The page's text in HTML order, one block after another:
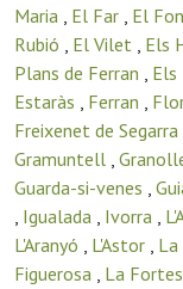
Maria , El Far , El
Rubió , El Vilet , Els
Plans de Ferran , Els
Estaràs , Ferran ,
Freixenet de Segarra
Gramuntell ,
Guarda-si-venes ,
, Igualada , Ivorra ,
L'Aranyó , L'Astor , La
Figuerosa , La